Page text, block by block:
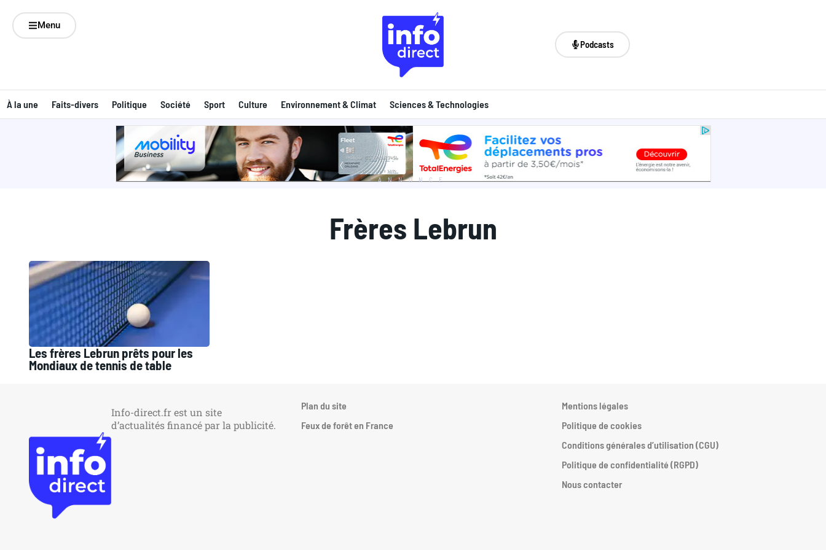
Menu
Podcasts
À la une Faits-divers Politique Société Sport Culture Environnement & Climat Sciences & Technologies
ANNONCE
Frères Lebrun
Les frères Lebrun prêts pour les
Mondiaux de tennis de table
Info-direct.fr est un site
d’actualités financé par la publicité.
Plan du site
Feux de forêt en France
Mentions légales
Politique de cookies
Conditions générales d’utilisation (CGU)
Politique de confidentialité (RGPD)
Nous contacter